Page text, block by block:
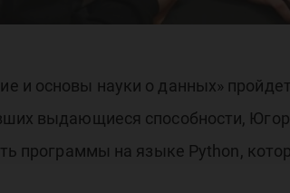
и основы науки о данных»
выдающиеся способности,
программы на языке Python,